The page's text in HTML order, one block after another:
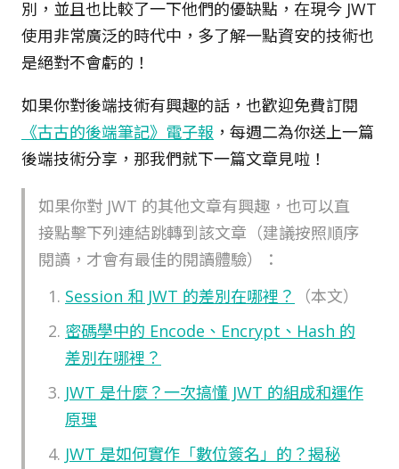
別，並且也比較了一下他們的優缺點，在現今 JWT
使用非常廣泛的時代中，多了解一點資安的技術也
是絕對不會虧的！
如果你對後端技術有興趣的話，也歡迎免費訂閱
《古古的後端筆記》電子報 ，每週二為你送上一篇
後端技術分享，那我們就下一篇文章見啦！
如果你對 JWT 的其他文章有興趣，也可以直
接點擊下列連結跳轉到該文章（建議按照順序
閱讀，才會有最佳的閱讀體驗）：
Session 和 JWT 的差別在哪裡？
（本文）
密碼學中的 Encode、Encrypt、Hash 的
差別在哪裡？
JWT 是什麼？一次搞懂 JWT 的組成和運作
原理
JWT 是如何實作「數位簽名」的？揭秘